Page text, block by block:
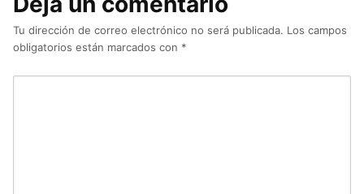
Tu dirección de correo electrónico no será publicada. Los campos
obligatorios están marcados con *